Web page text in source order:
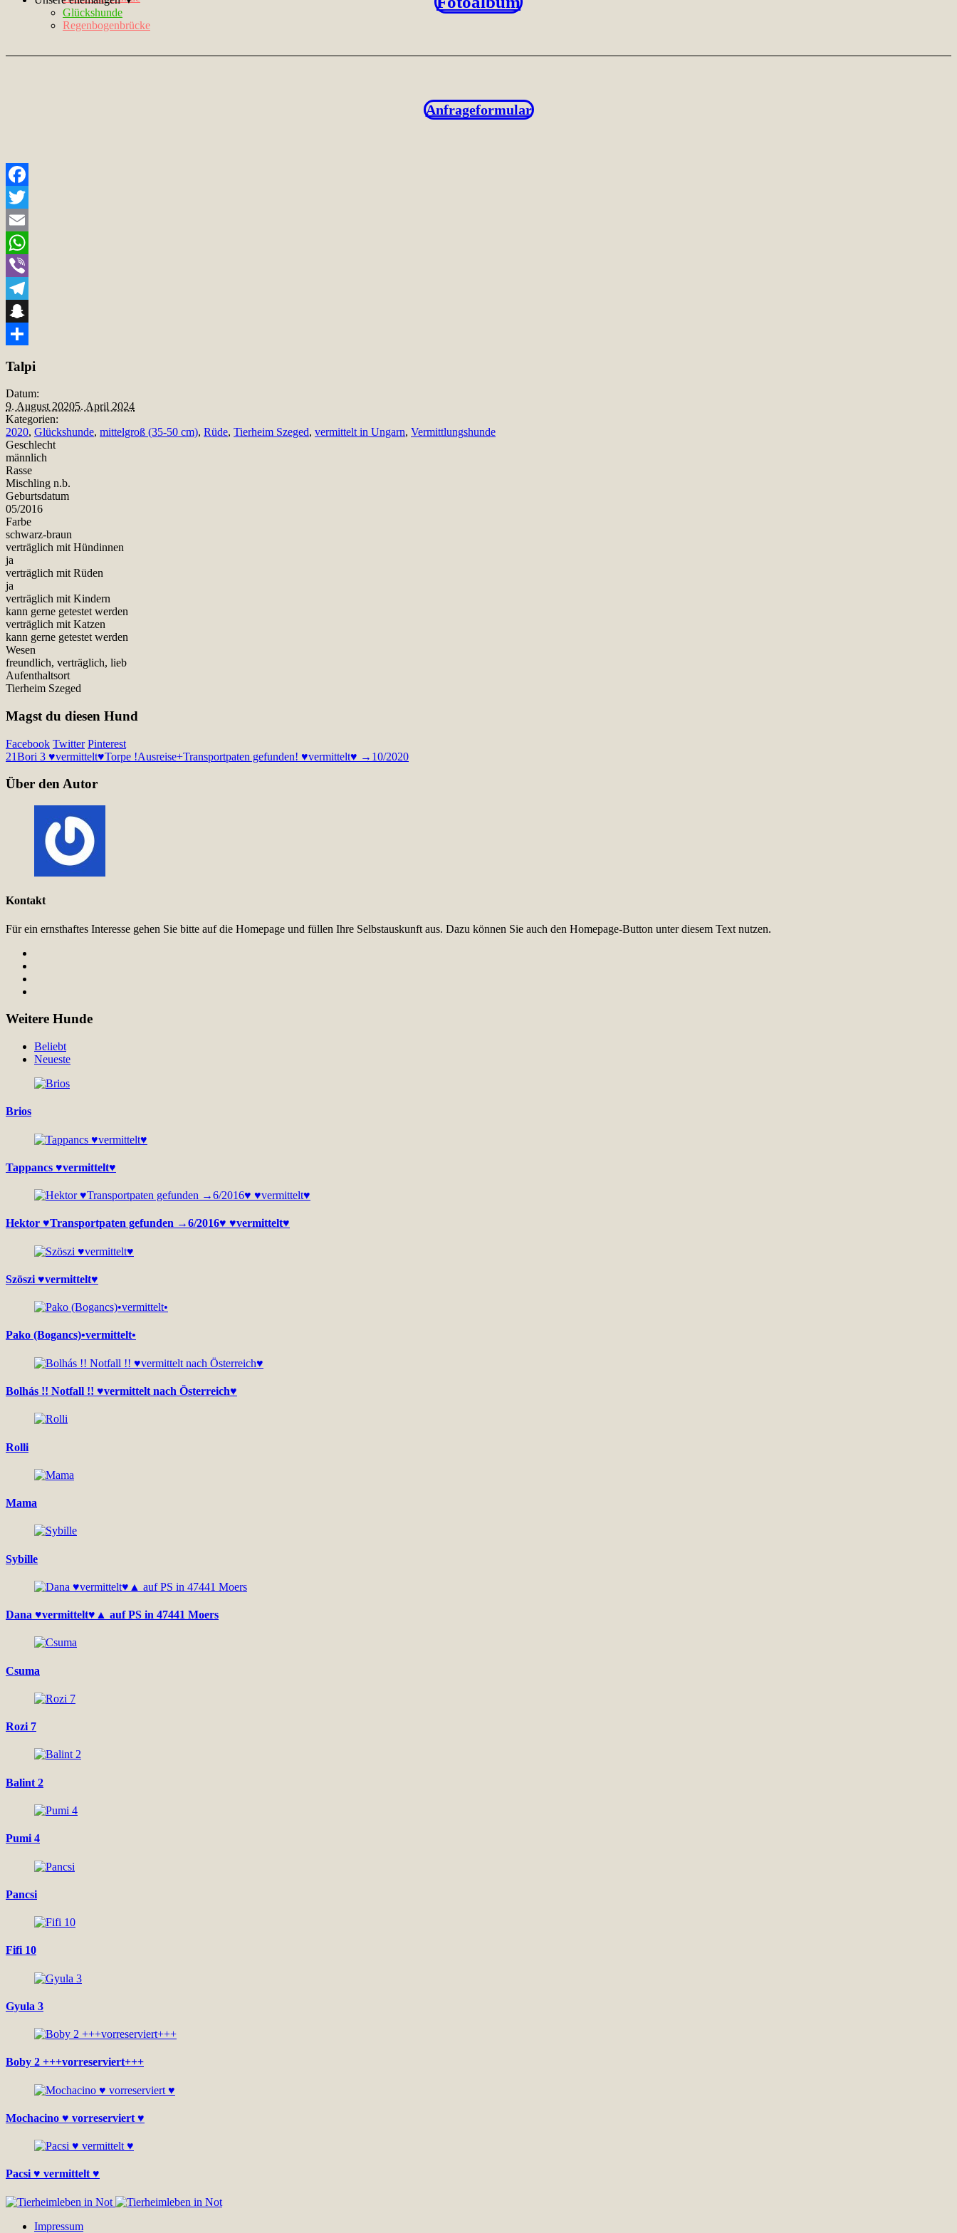
Glückshunde
Regenbogenbrücke
Anfrageformular
Facebook
Twitter
Email
WhatsApp
Viber
Telegram
Snapchat
Talpi
Datum:
9. August 20205. April 2024
Kategorien:
2020, Glückshunde, mittelgroß (35-50 cm), Rüde, Tierheim Szeged, vermittelt in Ungarn, Vermittlungshunde
Geschlecht
männlich
Rasse
Mischling n.b.
Geburtsdatum
05/2016
Farbe
schwarz-braun
verträglich mit Hündinnen
ja
verträglich mit Rüden
ja
verträglich mit Kindern
kann gerne getestet werden
verträglich mit Katzen
kann gerne getestet werden
Wesen
freundlich, verträglich, lieb
Aufenthaltsort
Tierheim Szeged
Magst du diesen Hund
Facebook Twitter Pinterest
21Bori 3 ♥vermittelt♥Torpe !Ausreise+Transportpaten gefunden! ♥vermittelt♥ →10/2020
Über den Autor
Kontakt
Für ein ernsthaftes Interesse gehen Sie bitte auf die Homepage und füllen Ihre Selbstauskunft aus. Dazu können Sie auch den Homepage-Button unter diesem Text nutzen.
Weitere Hunde
Beliebt
Neueste
Brios
Tappancs ♥vermittelt♥
Hektor ♥Transportpaten gefunden →6/2016♥ ♥vermittelt♥
Szöszi ♥vermittelt♥
Pako (Bogancs)•vermittelt•
Bolhás !! Notfall !! ♥vermittelt nach Österreich♥
Rolli
Mama
Sybille
Dana ♥vermittelt♥▲ auf PS in 47441 Moers
Csuma
Rozi 7
Balint 2
Pumi 4
Pancsi
Fifi 10
Gyula 3
Boby 2 +++vorreserviert+++
Mochacino ♥ vorreserviert ♥
Pacsi ♥ vermittelt ♥
Impressum